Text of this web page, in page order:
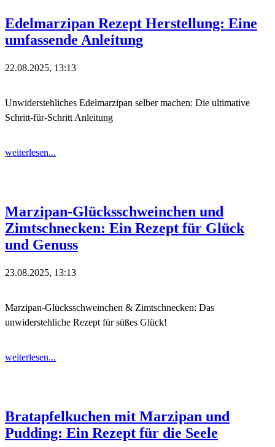
Edelmarzipan Rezept Herstellung: Eine
umfassende Anleitung
22.08.2025, 13:13
Unwiderstehliches Edelmarzipan selber machen: Die ultimative
Schritt-für-Schritt Anleitung
weiterlesen...
Marzipan-Glücksschweinchen und
Zimtschnecken: Ein Rezept für Glück
und Genuss
23.08.2025, 13:13
Marzipan-Glücksschweinchen & Zimtschnecken: Das
unwiderstehliche Rezept für süßes Glück!
weiterlesen...
Bratapfelkuchen mit Marzipan und
Pudding: Ein Rezept für die Seele